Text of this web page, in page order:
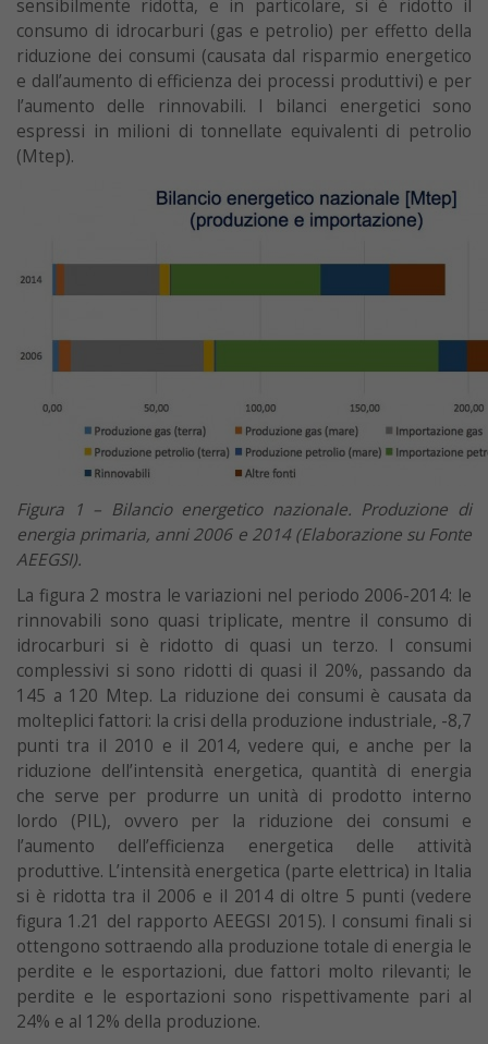
sensibilmente ridotta, e in particolare, si è ridotto il
consumo di idrocarburi (gas e petrolio) per effetto della
riduzione dei consumi (causata dal risparmio energetico
e dall’aumento di efficienza dei processi produttivi) e per
l’aumento delle rinnovabili. I bilanci energetici sono
espressi in milioni di tonnellate equivalenti di petrolio
(Mtep).
Figura 1 – Bilancio energetico nazionale. Produzione di
energia primaria, anni 2006 e 2014 (Elaborazione su Fonte
AEEGSI).
La figura 2 mostra le variazioni nel periodo 2006-2014: le
rinnovabili sono quasi triplicate, mentre il consumo di
idrocarburi si è ridotto di quasi un terzo. I consumi
complessivi si sono ridotti di quasi il 20%, passando da
145 a 120 Mtep. La riduzione dei consumi è causata da
molteplici fattori: la crisi della produzione industriale, -8,7
punti tra il 2010 e il 2014, vedere qui, e anche per la
riduzione dell’intensità energetica, quantità di energia
che serve per produrre un unità di prodotto interno
lordo (PIL), ovvero per la riduzione dei consumi e
l’aumento dell’efficienza energetica delle attività
produttive. L’intensità energetica (parte elettrica) in Italia
si è ridotta tra il 2006 e il 2014 di oltre 5 punti (vedere
figura 1.21 del rapporto AEEGSI 2015). I consumi finali si
ottengono sottraendo alla produzione totale di energia le
perdite e le esportazioni, due fattori molto rilevanti; le
perdite e le esportazioni sono rispettivamente pari al
24% e al 12% della produzione.